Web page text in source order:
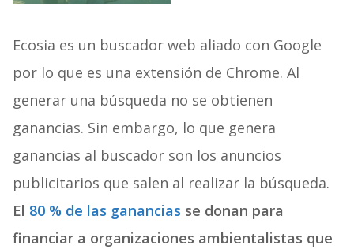
Ecosia es un buscador web aliado con Google
por lo que es una extensión de Chrome. Al
generar una búsqueda no se obtienen
ganancias. Sin embargo, lo que genera
ganancias al buscador son los anuncios
publicitarios que salen al realizar la búsqueda.
El 80 % de las ganancias se donan para
financiar a organizaciones ambientalistas que